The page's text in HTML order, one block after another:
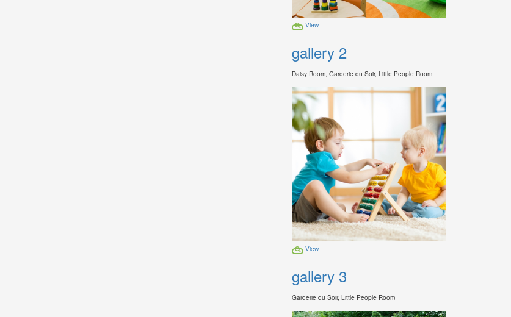
View
gallery 2
Daisy Room, Garderie du Soir, Little People Room
View
gallery 3
Garderie du Soir, Little People Room